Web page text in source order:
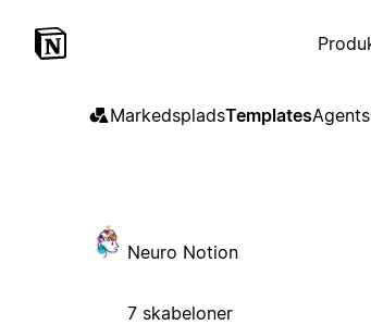
MarkedspladsTemplatesAgents
Neuro Notion
7 skabeloner